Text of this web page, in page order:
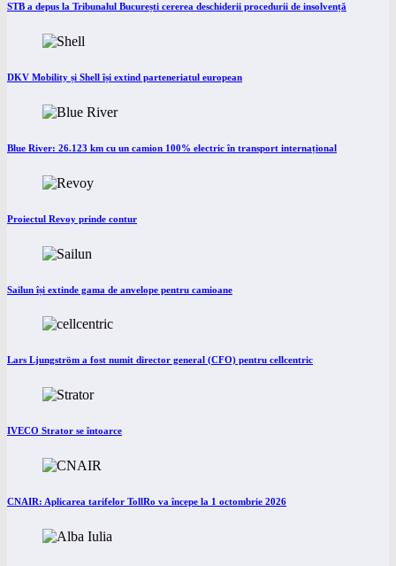
STB a depus la Tribunalul București cererea deschiderii procedurii de insolvență
DKV Mobility și Shell își extind parteneriatul european
Blue River: 26.123 km cu un camion 100% electric în transport internațional
Proiectul Revoy prinde contur
Sailun își extinde gama de anvelope pentru camioane
Lars Ljungström a fost numit director general (CFO) pentru cellcentric
IVECO Strator se întoarce
CNAIR: Aplicarea tarifelor TollRo va începe la 1 octombrie 2026